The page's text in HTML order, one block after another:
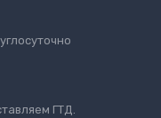
ГТД.